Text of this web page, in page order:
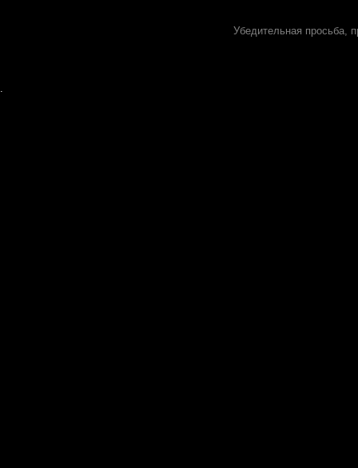
Убедительная просьба,
.